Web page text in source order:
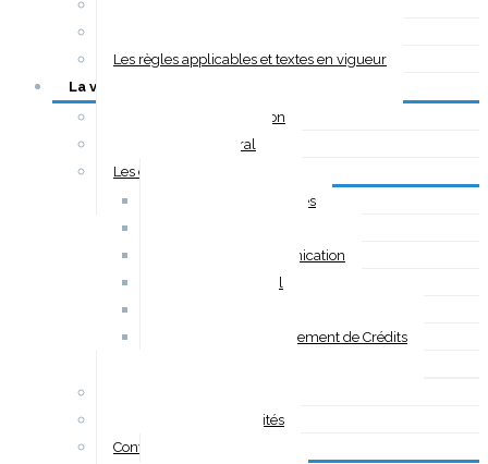
Les règles applicables et textes en vigueur
La vie de l’association
Le conseil d’administration
Le Secrétariat Général
Les commissions
Commission Assurances
Commission Communication
Commission Digital
Commission Regroupement de Crédits
L’APIC auprès des autorités
Convention annuelle